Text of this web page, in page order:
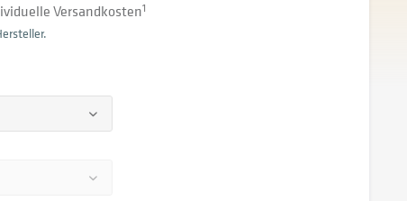
Versandkosten1